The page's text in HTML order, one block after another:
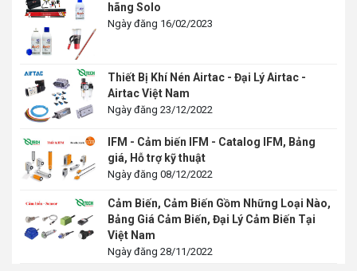
hãng Solo
Ngày đăng 16/02/2023
Thiết Bị Khí Nén Airtac - Đại Lý Airtac -
Airtac Việt Nam
Ngày đăng 23/12/2022
IFM - Cảm biến IFM - Catalog IFM, Bảng
giá, Hỗ trợ kỹ thuật
Ngày đăng 08/12/2022
Cảm Biến, Cảm Biến Gồm Những Loại Nào,
Bảng Giá Cảm Biến, Đại Lý Cảm Biến Tại
Việt Nam
Ngày đăng 28/11/2022